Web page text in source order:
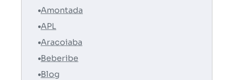
Amontada
APL
Aracoiaba
Beberibe
Blog